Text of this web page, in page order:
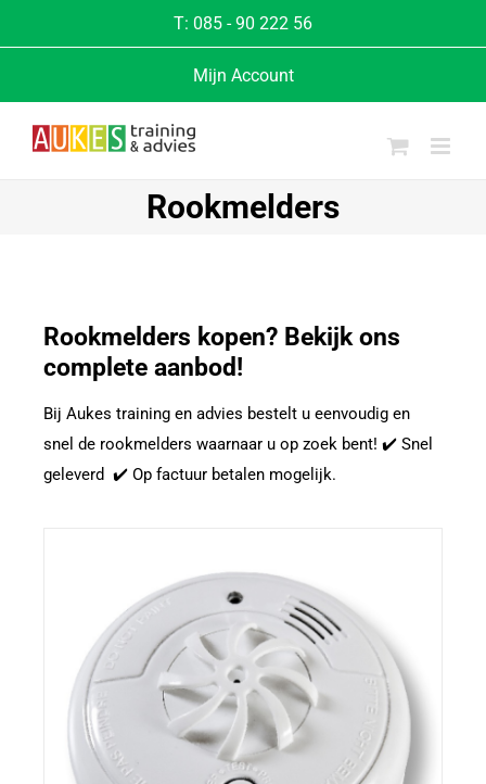
T: 085 - 90 222 56
Mijn Account
Rookmelders
Rookmelders kopen? Bekijk ons
complete aanbod!
Bij Aukes training en advies bestelt u eenvoudig en
snel de rookmelders waarnaar u op zoek bent! ✔️ Snel
geleverd ✔️ Op factuur betalen mogelijk.